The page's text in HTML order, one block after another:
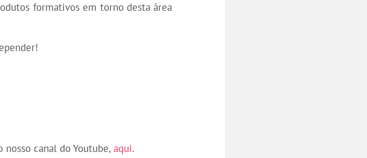
formativos em torno desta área
nosso canal do Youtube, aqui.